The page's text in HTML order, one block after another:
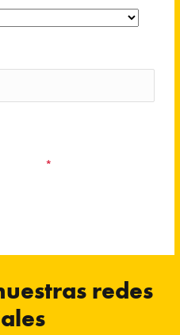
*
redes